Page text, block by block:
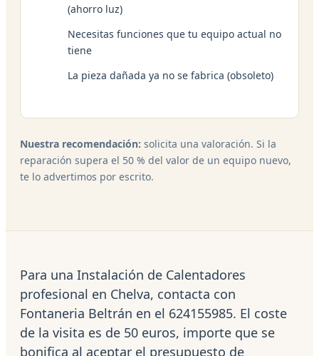
(ahorro luz)
Necesitas funciones que tu equipo actual no
tiene
La pieza dañada ya no se fabrica (obsoleto)
Nuestra recomendación: solicita una valoración. Si la
reparación supera el 50 % del valor de un equipo nuevo,
te lo advertimos por escrito.
Para una Instalación de Calentadores
profesional en Chelva, contacta con
Fontaneria Beltrán en el 624155985. El coste
de la visita es de 50 euros, importe que se
bonifica al aceptar el presupuesto de